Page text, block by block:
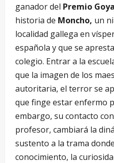
ganador del Premio Goya
historia de Moncho, un
localidad gallega en
española y que se
colegio. Entrar a la
que la imagen de los
autoritaria, el terror se
que finge estar enfermo
embargo, su contacto con
profesor, cambiará la
sustento a la trama
conocimiento, la